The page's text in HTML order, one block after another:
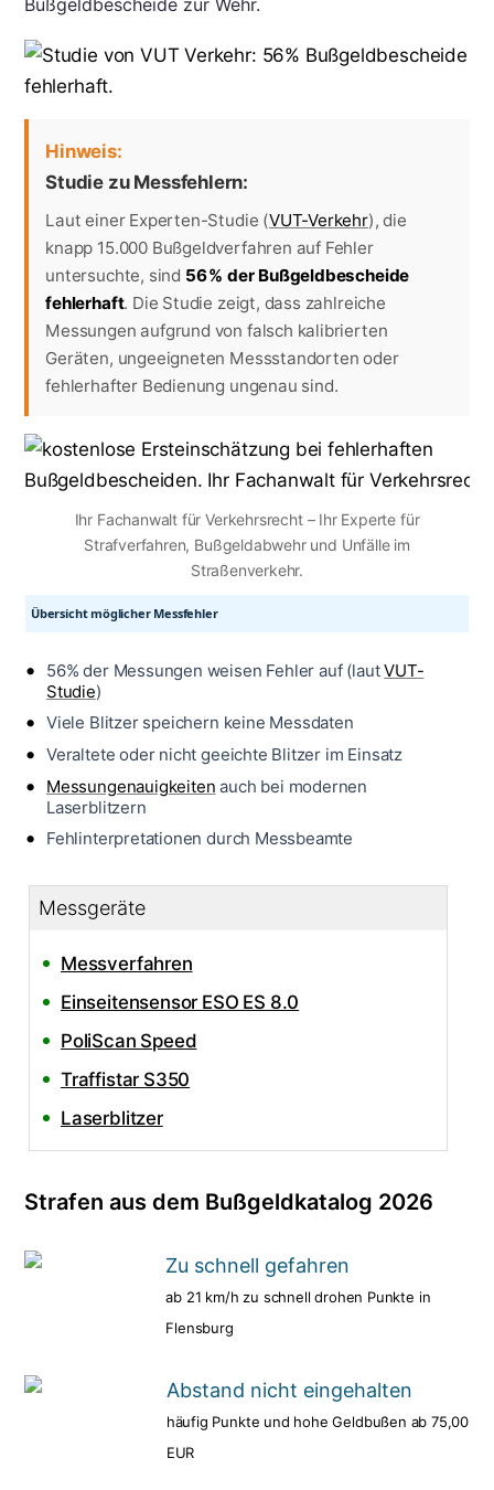
Hinweis:
Studie zu Messfehlern:
Laut einer Experten-Studie (VUT-Verkehr), die
knapp 15.000 Bußgeldverfahren auf Fehler
untersuchte, sind 56 % der Bußgeldbescheide
fehlerhaft. Die Studie zeigt, dass zahlreiche
Messungen aufgrund von falsch kalibrierten
Geräten, ungeeigneten Messstandorten oder
fehlerhafter Bedienung ungenau sind.
Ihr Fachanwalt für Verkehrsrecht – Ihr Experte für
Strafverfahren, Bußgeldabwehr und Unfälle im
Straßenverkehr.
Übersicht möglicher Messfehler
56% der Messungen weisen Fehler auf (lautVUT-
Studie)
Viele Blitzer speichern keine Messdaten
Veraltete oder nicht geeichte Blitzer im Einsatz
Messungenauigkeiten auch bei modernen
Laserblitzern
Fehlinterpretationen durch Messbeamte
Messgeräte
Messverfahren
Einseitensensor ESO ES 8.0
PoliScan Speed
Traffistar S350
Laserblitzer
Strafen aus dem Bußgeldkatalog 2026
Zu schnell gefahren
ab 21 km/h zu schnell drohen Punkte in
Flensburg
Abstand nicht eingehalten
häufig Punkte und hohe Geldbußen ab 75,00
EUR